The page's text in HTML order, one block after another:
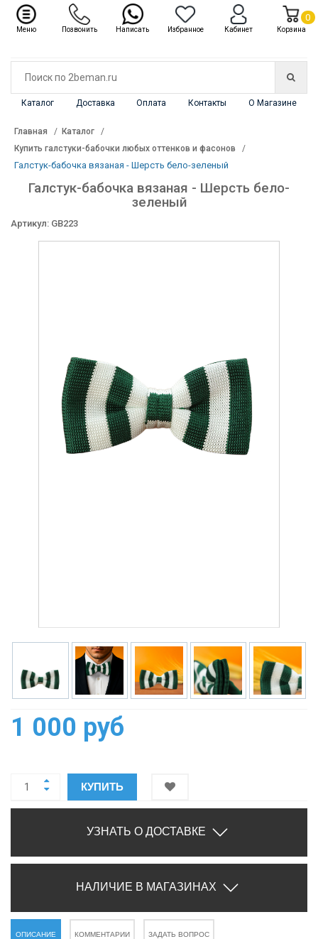
Каталог Доставка Оплата Контакты О Магазине
Каталог ✖
Главная
Каталог
Купить галстуки-бабочки любых оттенков и фасонов
Галстук-бабочка вязаная - Шерсть бело-зеленый
Галстук-бабочка вязаная - Шерсть бело-
зеленый
Артикул: GB223
1 000 руб
КУПИТЬ
УЗНАТЬ О ДОСТАВКЕ
НАЛИЧИЕ В МАГАЗИНАХ
ОПИСАНИЕ КОММЕНТАРИИ ЗАДАТЬ ВОПРОС
Меню Позвонить Написать Избранное Кабинет Корзина
0